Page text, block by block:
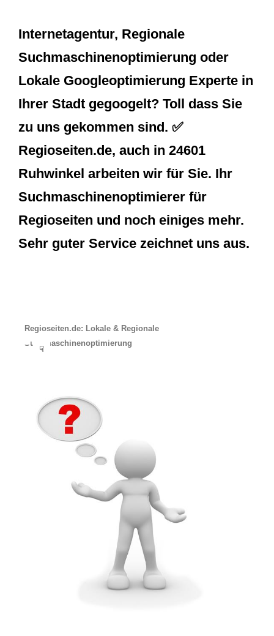
Internetagentur, Regionale
Suchmaschinenoptimierung oder
Lokale Googleoptimierung Experte in
Ihrer Stadt gegoogelt? Toll dass Sie
zu uns gekommen sind. ✅
Regioseiten.de, auch in 24601
Ruhwinkel arbeiten wir für Sie. Ihr
Suchmaschinenoptimierer für
Regioseiten und noch einiges mehr.
Sehr guter Service zeichnet uns aus.
Regioseiten.de: Lokale & Regionale
Suchmaschinenoptimierung
☟